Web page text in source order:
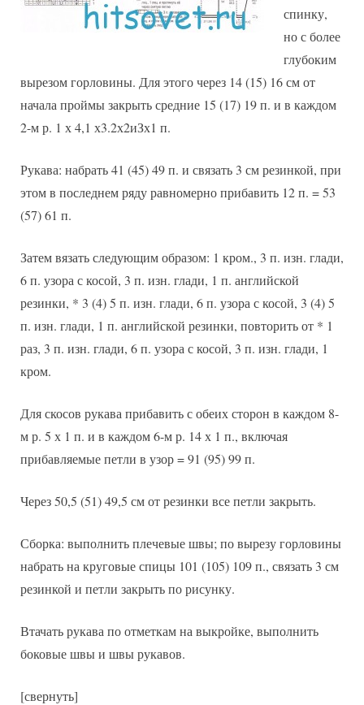
спинку,
но с более
глубоким
вырезом горловины. Для этого через 14 (15) 16 см от
начала проймы закрыть средние 15 (17) 19 п. и в каждом
2-м р. 1 х 4,1 х3.2х2иЗх1 п.
Рукава: набрать 41 (45) 49 п. и связать 3 см резинкой, при
этом в последнем ряду равномерно прибавить 12 п. = 53
(57) 61 п.
Затем вязать следующим образом: 1 кром., 3 п. изн. глади,
6 п. узора с косой, 3 п. изн. глади, 1 п. английской
резинки, * 3 (4) 5 п. изн. глади, 6 п. узора с косой, 3 (4) 5
п. изн. глади, 1 п. английской резинки, повторить от * 1
раз, 3 п. изн. глади, 6 п. узора с косой, 3 п. изн. глади, 1
кром.
Для скосов рукава прибавить с обеих сторон в каждом 8-
м р. 5 х 1 п. и в каждом 6-м р. 14 х 1 п., включая
прибавляемые петли в узор = 91 (95) 99 п.
Через 50,5 (51) 49,5 см от резинки все петли закрыть.
Сборка: выполнить плечевые швы; по вырезу горловины
набрать на круговые спицы 101 (105) 109 п., связать 3 см
резинкой и петли закрыть по рисунку.
Втачать рукава по отметкам на выкройке, выполнить
боковые швы и швы рукавов.
[свернуть]